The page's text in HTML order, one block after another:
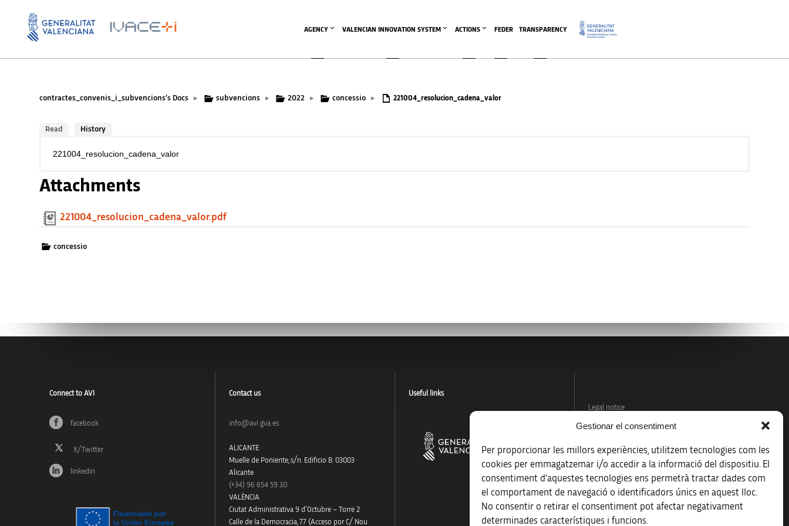
Gestionar el consentiment
Per proporcionar les millors experiències, utilitzem tecnologies com les
cookies per emmagatzemar i/o accedir a la informació del dispositiu. El
consentiment d'aquestes tecnologies ens permetrà tractar dades com
el comportament de navegació o identificadors únics en aquest lloc.
No consentir o retirar el consentiment pot afectar negativament
determinades característiques i funcions.
AGENCY VALENCIAN INNOVATION SYSTEM ACTIONS FEDER TRANSPARENCY .
contractes_convenis_i_subvencions’s Docs ▸ subvencions ▸ 2022 ▸ concessio ▸ 221004_resolucion_cadena_valor
Read History
221004_resolucion_cadena_valor
Attachments
221004_resolucion_cadena_valor.pdf
concessio
Connect to AVI
facebook
linkedin
Contact us
info@avi.gva.es
ALICANTE
Muelle de Poniente, s/n. Edificio B. 03003 ·
Alicante
(+34) 96 654 59 30
VALÈNCIA
Ciutat Administrativa 9 d’Octubre – Torre 2
Calle de la Democracia, 77 (Acceso por C/ Nou
Useful links
Legal notice
Accessibility
Site map